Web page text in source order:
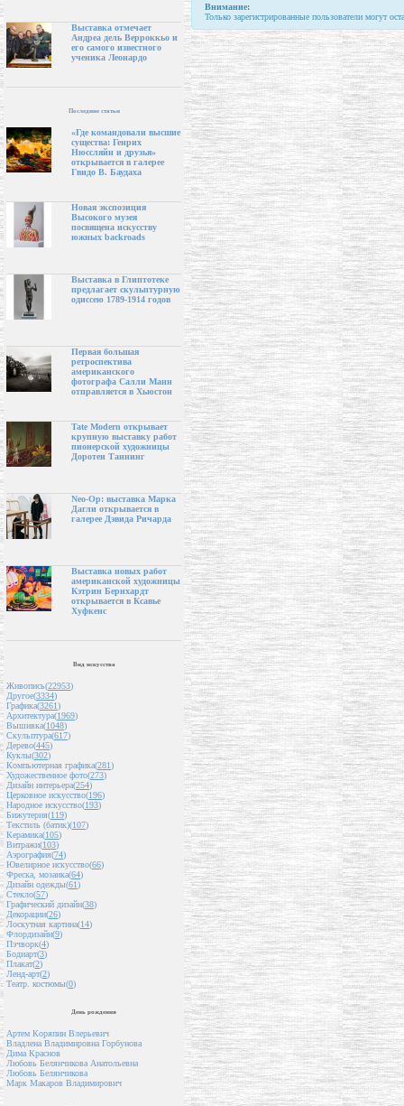
Выставка отмечает
Андреа дель Верроккьо и
его самого известного
ученика Леонардо
Последние статьи
«Где командовали высшие
существа: Генрих
Нюссляйн и друзья»
открывается в галерее
Гвидо В. Баудаха
Новая экспозиция
Высокого музея
посвящена искусству
южных backroads
Выставка в Глиптотеке
предлагает скульптурную
одиссею 1789-1914 годов
Первая большая
ретроспектива
американского
фотографа Салли Манн
отправляется в Хьюстон
Tate Modern открывает
крупную выставку работ
пионерской художницы
Доротеи Таннинг
Neo-Op: выставка Марка
Дагли открывается в
галерее Дэвида Ричарда
Выставка новых работ
американской художницы
Кэтрин Бернхардт
открывается в Ксавье
Хуфкенс
Вид искусства
Живопись(22953)
Другое(3334)
Графика(3261)
Архитектура(1969)
Вышивка(1048)
Скульптура(617)
Дерево(445)
Куклы(302)
Компьютерная графика(281)
Художественное фото(273)
Дизайн интерьера(254)
Церковное искусство(196)
Народное искусство(193)
Бижутерия(119)
Текстиль (батик)(107)
Керамика(105)
Витражи(103)
Аэрография(74)
Ювелирное искусство(66)
Фреска, мозаика(64)
Дизайн одежды(61)
Стекло(57)
Графический дизайн(38)
Декорации(26)
Лоскутная картина(14)
Флордизайн(9)
Пэчворк(4)
Бодиарт(3)
Плакат(2)
Ленд-арт(2)
Театр. костюмы(0)
День рождения
Артем Коряпин Влерьевич
Владлена Владимировна Горбунова
Дима Краснов
Любовь Белянчикова Анатольевна
Любовь Белянчикова
Марк Макаров Владимирович
Внимание:
Только зарегистрированные пользователи могут